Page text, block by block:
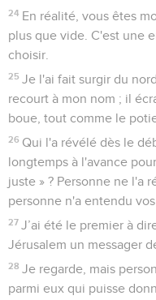
24 En réalité, vous êtes
plus que vide. C'est une
choisir.
25 Je l'ai fait surgir du
recourt à mon nom ; il
boue, tout comme le
26 Qui l'a révélé dès le
longtemps à l'avance
juste » ? Personne ne l'a
personne n'a entendu vos
27 J’ai été le premier à
Jérusalem un messager
28 Je regarde, mais
parmi eux qui puisse